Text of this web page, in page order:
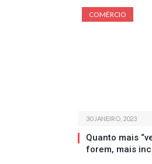
COMÉRCIO
30 JANEIRO, 2023
Quanto mais
forem, mais